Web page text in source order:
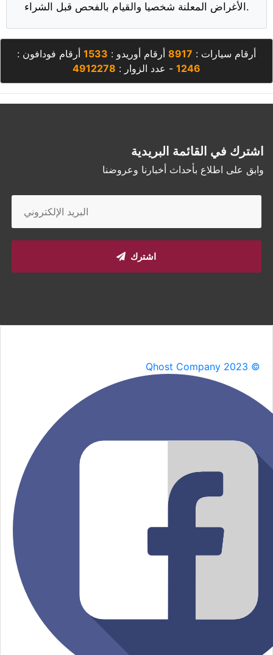
الأغراض المعلنة شخصيا والقيام بالفحص قبل الشراء.
أرقام سيارات : 8917 أرقام أوريدو : 1533 أرقام فودافون :
1246 - عدد الزوار : 4912278
اشترك في القائمة البريدية
وابق على اطلاع بأحداث أخبارنا وعروضنا
اشترك
Qhost Company 2023 ©